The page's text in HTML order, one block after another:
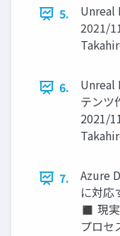
5.
Unreal
2021/
6.
Unreal
テンツ
2021/
7.
Azure
に対応
◼ 現実
プロセ